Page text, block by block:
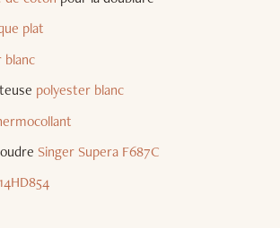
plat
polyester blanc
Singer Supera F687C
14HD854